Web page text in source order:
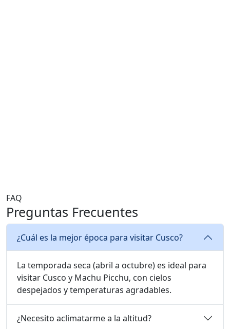
FAQ
Preguntas Frecuentes
¿Cuál es la mejor época para visitar Cusco?
La temporada seca (abril a octubre) es ideal para
visitar Cusco y Machu Picchu, con cielos
despejados y temperaturas agradables.
¿Necesito aclimatarme a la altitud?